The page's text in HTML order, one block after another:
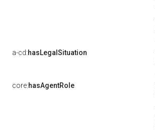
a-cd:hasLegalSituation
core:hasAgentRole